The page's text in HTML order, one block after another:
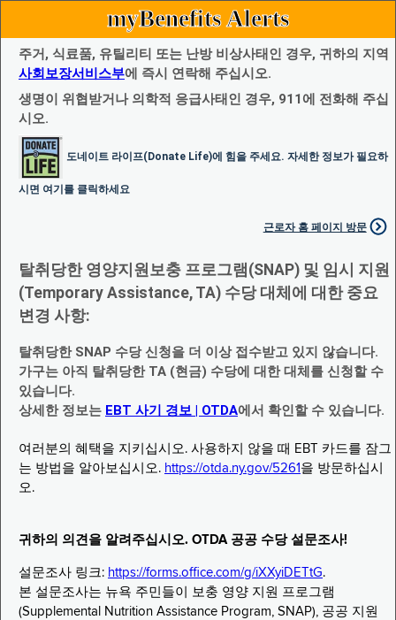
myBenefits Alerts
주거, 식료품, 유틸리티 또는 난방 비상사태인 경우, 귀하의 지역
사회보장서비스부에 즉시 연락해 주십시오.
생명이 위협받거나 의학적 응급사태인 경우, 911에 전화해 주십
시오.
도네이트 라이프(Donate Life)에 힘을 주세요. 자세한 정보가 필요하
시면 여기를 클릭하세요
근로자 홈 페이지 방문
탈취당한 영양지원보충 프로그램(SNAP) 및 임시 지원
(Temporary Assistance, TA) 수당 대체에 대한 중요
변경 사항:
탈취당한 SNAP 수당 신청을 더 이상 접수받고 있지 않습니다.
가구는 아직 탈취당한 TA (현금) 수당에 대한 대체를 신청할 수
있습니다.
상세한 정보는 EBT 사기 경보 | OTDA에서 확인할 수 있습니다.
여러분의 혜택을 지키십시오. 사용하지 않을 때 EBT 카드를 잠그
는 방법을 알아보십시오. https://otda.ny.gov/5261 을 방문하십시
오.
귀하의 의견을 알려주십시오. OTDA 공공 수당 설문조사!
설문조사 링크: https://forms.office.com/g/iXXyiDETtG.
본 설문조사는 뉴욕 주민들이 보충 영양 지원 프로그램
(Supplemental Nutrition Assistance Program, SNAP), 공공 지원